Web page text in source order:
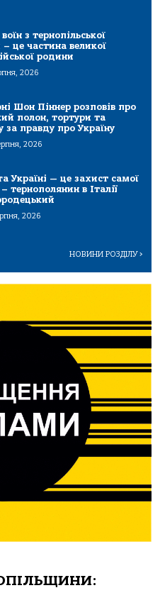
з тернопільської
це частина великої
родини
2026
Шон Піннер розповів про
полон, тортури та
за правду про Україну
2026
Україні — це захист самої
тернополянин в Італії
2026
НОВИНИ РОЗДІЛУ>